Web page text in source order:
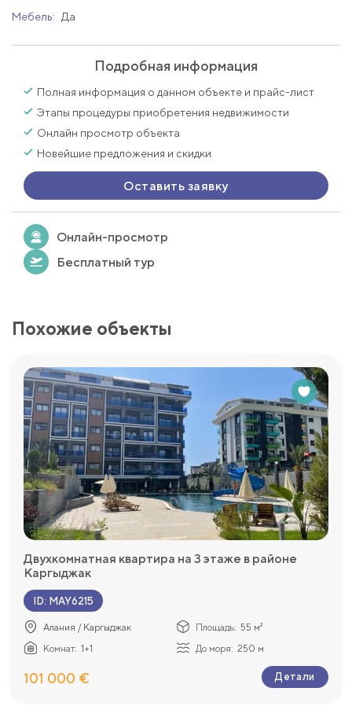
Мебель:
Да
Подробная информация
Полная информация о данном объекте и прайс-лист
Этапы процедуры приобретения недвижимости
Онлайн просмотр объекта
Новейшие предложения и скидки
Оставить заявку
Онлайн-просмотр
Бесплатный тур
Похожие объекты
Двухкомнатная квартира на 3 этаже в районе
Каргыджак
ID: MAY6215
Алания / Каргыджак Площадь: 55 м²
Комнат: 1+1 До моря: 250 м
101 000 € Детали